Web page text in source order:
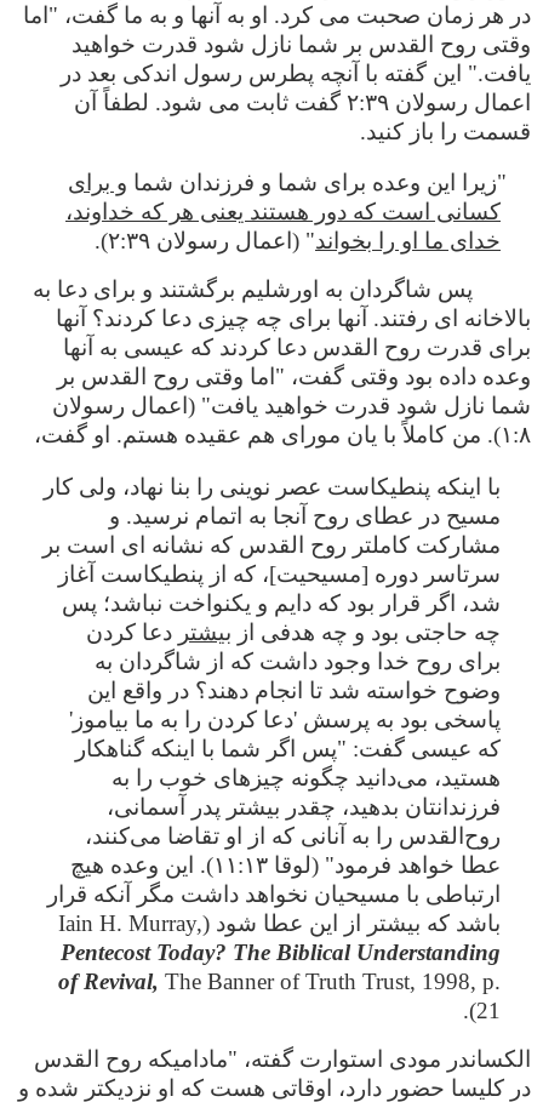
در هر زمان صحبت می کرد. او به آنها و به ما گفت، "اما
وقتی روح القدس بر شما نازل شود قدرت خواهید
یافت." این گفته با آنچه پطرس رسول اندکی بعد در
اعمال رسولان ۲:۳۹ گفت ثابت می شود. لطفاً آن
قسمت را باز کنید.
"زیرا این وعده برای شما و فرزندان شما و برای
کسانی است که دور هستند یعنی هر که خداوند،
خدای ما او را بخواند‌‌" (اعمال رسولان ۲:۳۹).
پس شاگردان به اورشلیم برگشتند و برای دعا به
بالاخانه ای رفتند. آنها برای چه چیزی دعا کردند؟ آنها
برای قدرت روح القدس دعا کردند که عیسی به آنها
وعده داده بود وقتی گفت، "اما وقتی روح القدس بر
شما نازل شود قدرت خواهید یافت" (اعمال رسولان
۱:۸). من کاملاً با یان مورای هم عقیده هستم. او گفت،
با اینکه پنطیکاست عصر نوینی را بنا نهاد، ولی کار
مسیح در عطای روح آنجا به اتمام نرسید. و
مشارکت کاملتر روح القدس که نشانه ای است بر
سرتاسر دوره [مسیحیت]، که از پنطیکاست آغاز
شد، اگر قرار بود که دایم و یکنواخت نباشد؛ پس
چه حاجتی بود و چه هدفی از بیشتر دعا کردن
برای روح خدا وجود داشت که از شاگردان به
وضوح خواسته شد تا انجام دهند؟ در واقع این
پاسخی بود به پرسش 'دعا کردن را به ما بیاموز'
که عیسی گفت: "پس اگر شما با اینکه گناهکار
هستید، می‌دانید چگونه چیزهای خوب را به
فرزندانتان بدهید، چقدر بیشتر پدر آسمانی،
روح‌القدس را به آنانی که از او تقاضا می‌کنند،
عطا خواهد فرمود‌" (لوقا ۱۱:۱۳). این وعده هیچ
ارتباطی با مسیحیان نخواهد داشت مگر آنکه قرار
باشد که بیشتر از این عطا شود (Iain H. Murray,
Pentecost Today? The Biblical Understanding
of Revival, The Banner of Truth Trust, 1998, p.
21).
الکساندر مودی استوارت گفته، "مادامیکه روح القدس
در کلیسا حضور دارد، اوقاتی هست که او نزدیکتر شده و